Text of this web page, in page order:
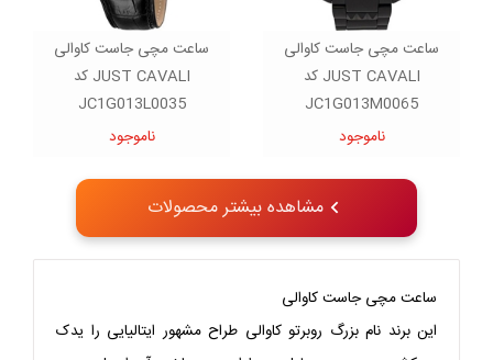
ساعت مچی جاست کاوالی
JUST CAVALI کد
JC1G013M0065
ناموجود
ساعت مچی جاست کاوالی
JUST CAVALI کد
JC1G013L0035
ناموجود
مشاهده بیشتر محصولات
ساعت مچی جاست کاوالی
این برند نام بزرگ روبرتو کاوالی طراح مشهور ایتالیایی را یدک